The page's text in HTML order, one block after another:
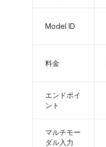
Model ID
料金
エンドポイ
ント
マルチモー
ダル入力